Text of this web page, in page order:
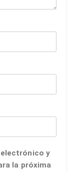
y
la próxima